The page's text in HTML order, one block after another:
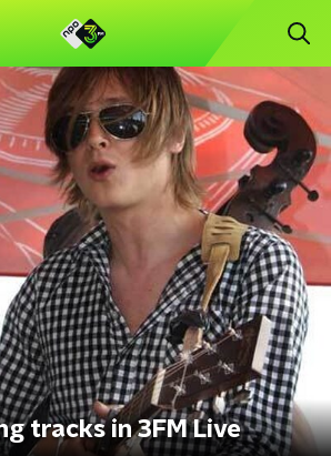
tracks in 3FM Live